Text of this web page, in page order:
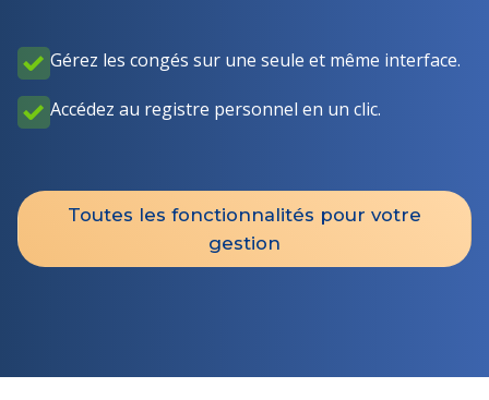
Gérez les congés sur une seule et même interface.
Accédez au registre personnel en un clic.
Toutes les fonctionnalités pour votre
gestion